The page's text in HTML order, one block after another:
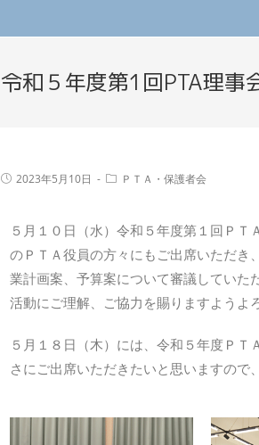
令和５年度第1回PTA理事
2023年5月10日 ＰＴＡ・保護者会
５月１０日（水）令和５年度第１回Ｐ
のＰＴＡ役員の方々にもご出席いただき
業計画案、予算案について審議してい
活動にご理解、ご協力を賜りますようよ
５月１８日（木）には、令和５年度Ｐ
さにご出席いただきたいと思いますので